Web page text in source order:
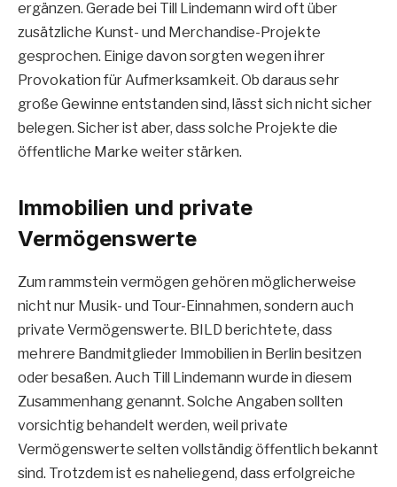
ergänzen. Gerade bei Till Lindemann wird oft über
zusätzliche Kunst- und Merchandise-Projekte
gesprochen. Einige davon sorgten wegen ihrer
Provokation für Aufmerksamkeit. Ob daraus sehr
große Gewinne entstanden sind, lässt sich nicht sicher
belegen. Sicher ist aber, dass solche Projekte die
öffentliche Marke weiter stärken.
Immobilien und private
Vermögenswerte
Zum rammstein vermögen gehören möglicherweise
nicht nur Musik- und Tour-Einnahmen, sondern auch
private Vermögenswerte. BILD berichtete, dass
mehrere Bandmitglieder Immobilien in Berlin besitzen
oder besaßen. Auch Till Lindemann wurde in diesem
Zusammenhang genannt. Solche Angaben sollten
vorsichtig behandelt werden, weil private
Vermögenswerte selten vollständig öffentlich bekannt
sind. Trotzdem ist es naheliegend, dass erfolgreiche